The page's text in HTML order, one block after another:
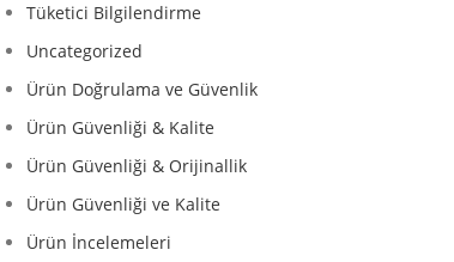
Tüketici Bilgilendirme
Uncategorized
Ürün Doğrulama ve Güvenlik
Ürün Güvenliği & Kalite
Ürün Güvenliği & Orijinallik
Ürün Güvenliği ve Kalite
Ürün İncelemeleri